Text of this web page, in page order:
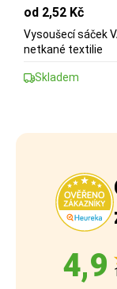
od 2,52 Kč
Vysoušecí sáček
netkané textilie
Skladem
4,9